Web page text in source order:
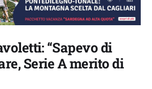
“Sapevo di
Serie A merito di